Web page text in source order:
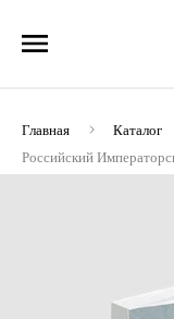
Главная Каталог
Российский
войны 1914-1918 гг.